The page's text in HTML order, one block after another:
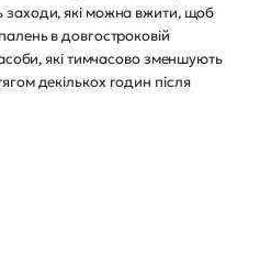
заходи, які можна вжити, щоб
в довгостроковій
які тимчасово зменшують
декількох годин після